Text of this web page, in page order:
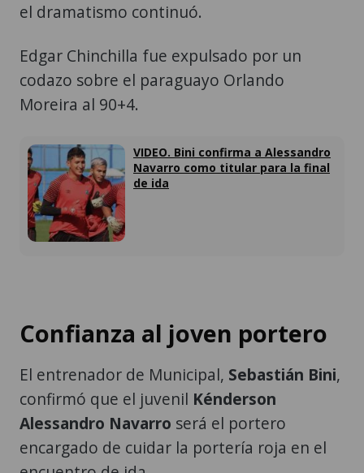
el dramatismo continuó.
Edgar Chinchilla fue expulsado por un
codazo sobre el paraguayo Orlando
Moreira al 90+4.
VIDEO. Bini confirma a Alessandro
Navarro como titular para la final
de ida
Confianza al joven portero
El entrenador de Municipal, Sebastián Bini,
confirmó que el juvenil Kénderson
Alessandro Navarro será el portero
encargado de cuidar la portería roja en el